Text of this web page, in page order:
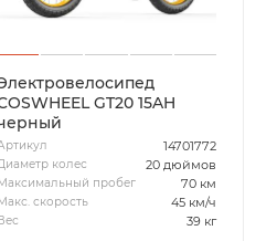
GT20 15AH
14701772
колес 20 дюймов
Максимальный пробег 70 км
Макс. скорость 45 км/ч
Вес 39 кг